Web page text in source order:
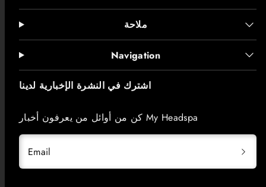
ملاحة
Navigation
اشترك في النشرة الإخبارية لدينا
كن من أوائل من يعرفون أخبار My Headspa
Email